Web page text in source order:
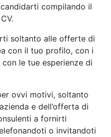
compilando il
soltanto alle offerte di
con il tuo profilo, con i
le tue esperienze di
ovvi motivi, soltanto
e dell’offerta di
a fornirti
o invitandoti